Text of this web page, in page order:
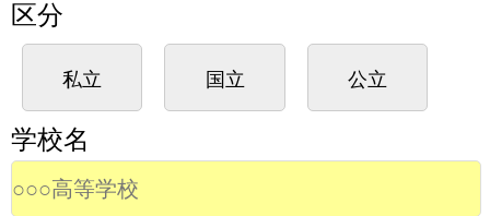
区分
私立 国立 公立
学校名